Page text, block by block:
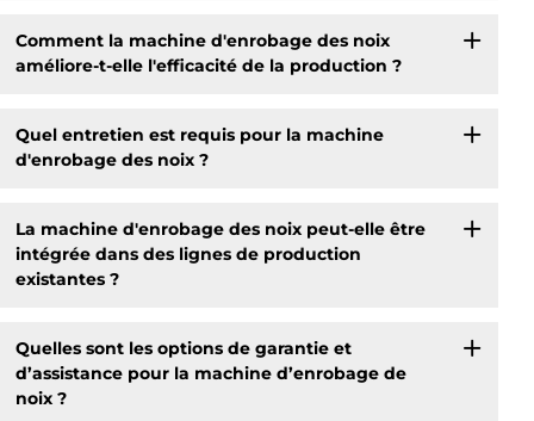
Comment la machine d'enrobage des noix
améliore-t-elle l'efficacité de la production ?
Quel entretien est requis pour la machine
d'enrobage des noix ?
La machine d'enrobage des noix peut-elle être
intégrée dans des lignes de production
existantes ?
Quelles sont les options de garantie et
d’assistance pour la machine d’enrobage de
noix ?